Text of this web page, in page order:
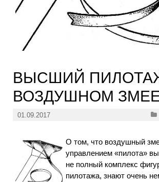
ВЫСШИЙ
ВОЗДУШНОМ
01.09.2017
О том, что воздушный
управлением «пилота»
не полный комплекс
пилотажа, знают очень